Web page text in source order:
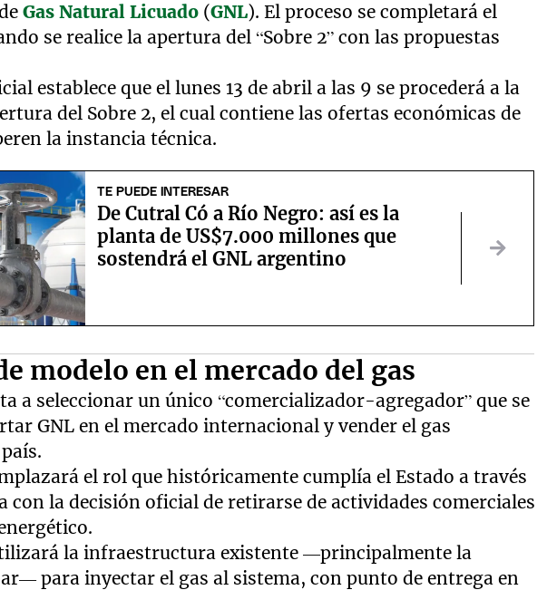
Gas Natural Licuado (GNL). El proceso se completará el
se realice la apertura del “Sobre 2” con las propuestas
establece que el lunes 13 de abril a las 9 se procederá a la
del Sobre 2, el cual contiene las ofertas económicas de
la instancia técnica.
TE PUEDE INTERESAR
De Cutral Có a Río Negro: así es la
planta de US$7.000 millones que
sostendrá el GNL argentino
modelo en el mercado del gas
a seleccionar un único “comercializador-agregador” que se
GNL en el mercado internacional y vender el gas
el rol que históricamente cumplía el Estado a través
con la decisión oficial de retirarse de actividades comerciales
la infraestructura existente —principalmente la
para inyectar el gas al sistema, con punto de entrega en